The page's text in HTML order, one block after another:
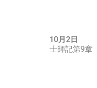
10月2日
士師記第9章